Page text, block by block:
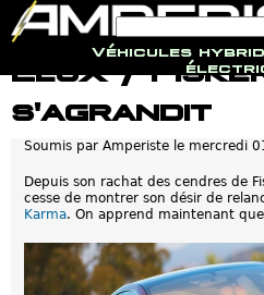
Jump to
Véhicules
o
r
m
u
l
a
i
r
d
e
r
h
e
e
c
h
e
r
c
e
Elux /
s'agrandit
Soumis par Amperiste le mercredi
Depuis son rachat des cendres de
cesse de montrer son désir de
Karma. On apprend maintenant